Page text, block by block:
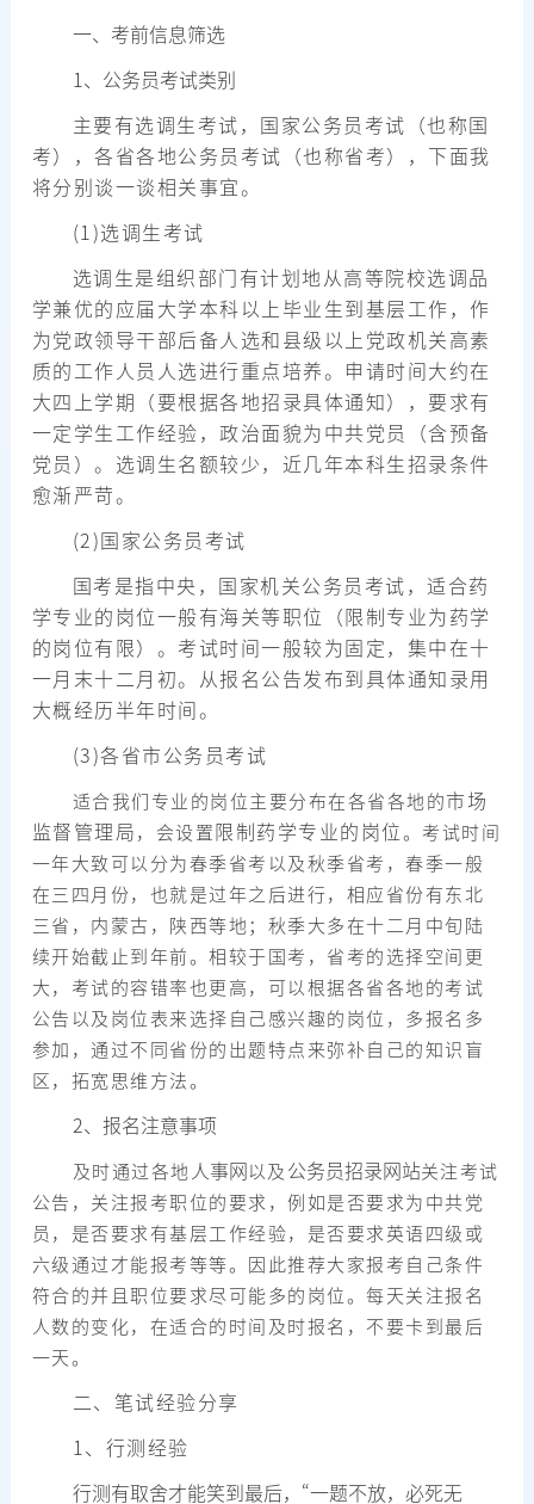
一、考前信息筛选
1、公务员考试类别
主要有选调生考试，国家公务员考试（也称国
考），各省各地公务员考试（也称省考），下面我
将分别谈一谈相关事宜。
(1)选调生考试
选调生是组织部门有计划地从高等院校选调品
学兼优的应届大学本科以上毕业生到基层工作，作
为党政领导干部后备人选和县级以上党政机关高素
质的工作人员人选进行重点培养。申请时间大约在
大四上学期（要根据各地招录具体通知），要求有
一定学生工作经验，政治面貌为中共党员（含预备
党员）。选调生名额较少，近几年本科生招录条件
愈渐严苛。
(2)国家公务员考试
国考是指中央，国家机关公务员考试，适合药
学专业的岗位一般有海关等职位（限制专业为药学
的岗位有限）。考试时间一般较为固定，集中在十
一月末十二月初。从报名公告发布到具体通知录用
大概经历半年时间。
(3)各省市公务员考试
适合我们专业的岗位主要分布在各省各地的 市场
监督管理局 ，会设置 限制药学专业的岗位 。考试时间
一年大致可以分为春季省考以及秋季省考，春季一般
在三四月份，也就是过年之后进行，相应省份有东北
三省，内蒙古，陕西等地；秋季大多在十二月中旬陆
续开始截止到年前。相较于国考，省考的选择空间更
大，考试的容错率也更高，可以根据各省各地的考试
公告以及岗位表来选择自己感兴趣的岗位，多报名多
参加，通过不同省份的出题特点来弥补自己的知识盲
区，拓宽思维方法。
2、报名注意事项
及时通过各地 人事网 以及 公务员招录网站关注考试
公告，关注报考职位的要求，例如是否要求为中共党
员，是否要求有基层工作经验，是否要求英语四级或
六级通过才能报考等等。因此推荐大家报考自己条件
符合的并且职位要求尽可能多的岗位。每天关注报名
人数的变化，在适合的时间及时报名，不要卡到最后
一天。
二、笔试经验分享
1、行测经验
行测有取舍才能笑到最后，“一题不放，必死无